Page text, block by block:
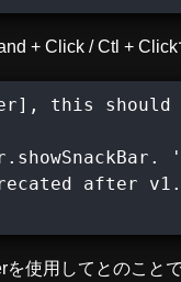
+ Click / Ctl +
this should
'
after
使用してとのことで